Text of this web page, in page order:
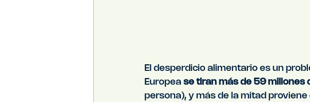
El desperdicio alimentario es un
Europea se tiran más de 59 millones
persona), y más de la mitad